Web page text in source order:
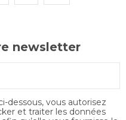
newsletter
dessous, vous autorisez
et traiter les données